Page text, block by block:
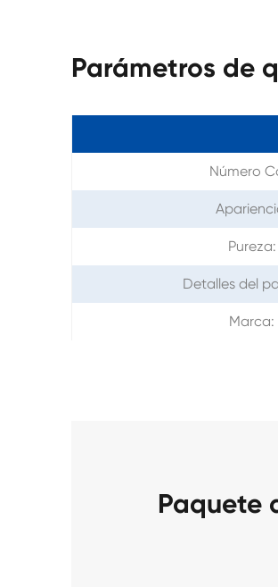
Parámetros de
Número
Pureza:
Detalles del
Marca:
Paquete